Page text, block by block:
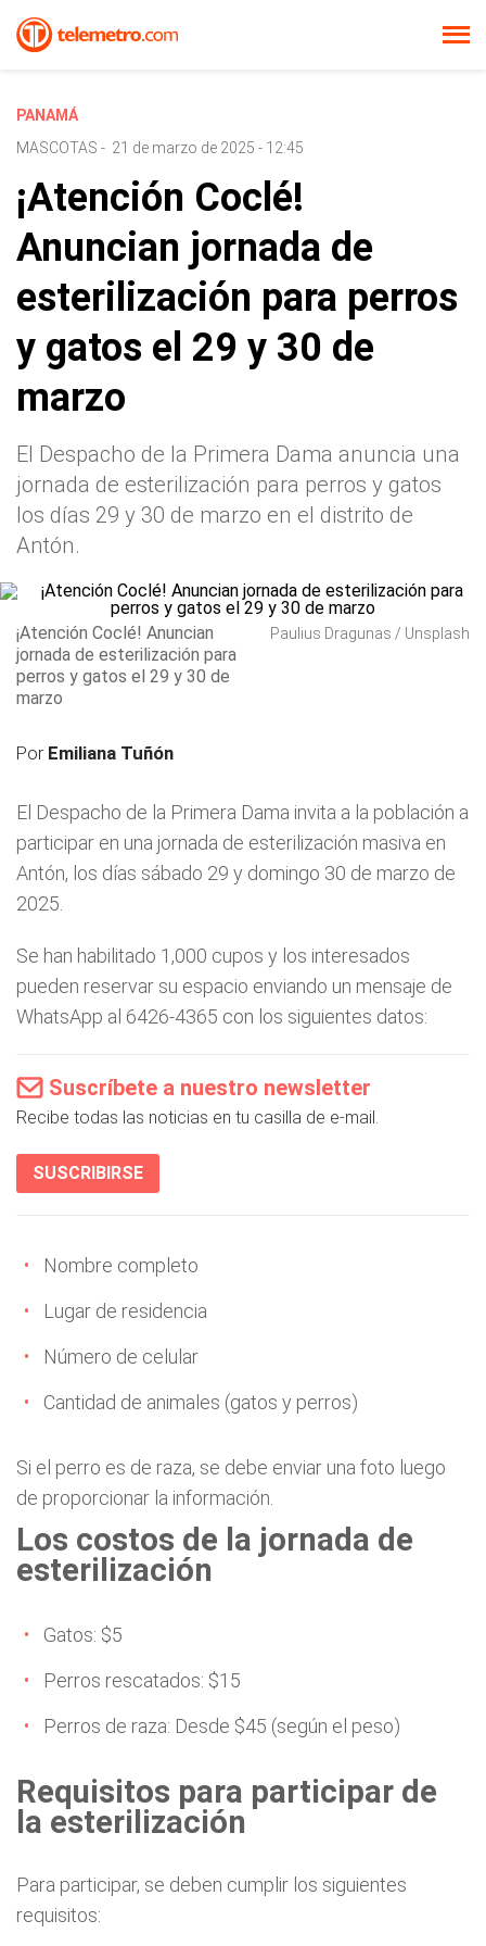
PANAMÁ
MASCOTAS - 21 de marzo de 2025 - 12:45
¡Atención Coclé!
Anuncian jornada de
esterilización para perros
y gatos el 29 y 30 de
marzo
El Despacho de la Primera Dama anuncia una
jornada de esterilización para perros y gatos
los días 29 y 30 de marzo en el distrito de
Antón.
¡Atención Coclé! Anuncian
jornada de esterilización para
perros y gatos el 29 y 30 de
marzo
Paulius Dragunas / Unsplash
Por Emiliana Tuñón
El Despacho de la Primera Dama invita a la población a
participar en una jornada de esterilización masiva en
Antón, los días sábado 29 y domingo 30 de marzo de
2025.
Se han habilitado 1,000 cupos y los interesados
pueden reservar su espacio enviando un mensaje de
WhatsApp al 6426-4365 con los siguientes datos:
Suscríbete a nuestro newsletter
Recibe todas las noticias en tu casilla de e-mail.
SUSCRIBIRSE
Nombre completo
Lugar de residencia
Número de celular
Cantidad de animales (gatos y perros)
Si el perro es de raza, se debe enviar una foto luego
de proporcionar la información.
Los costos de la jornada de
esterilización
Gatos: $5
Perros rescatados: $15
Perros de raza: Desde $45 (según el peso)
Requisitos para participar de
la esterilización
Para participar, se deben cumplir los siguientes
requisitos: